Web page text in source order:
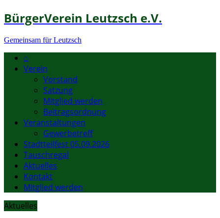
BürgerVerein Leutzsch e.V.
Gemeinsam für Leutzsch
⌂
Verein
Vorstand
Satzung
Mitglied werden
Beitragsordnung
Veranstaltungen
Gewerbetreff
Stadtteilfest 05.09.2026
Tauschregal
Aktuelles
Kontakt
Mitglied werden
Aktuelles